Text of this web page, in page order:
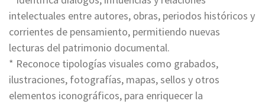
intelectuales entre autores, obras, periodos históricos y
corrientes de pensamiento, permitiendo nuevas
lecturas del patrimonio documental.
* Reconoce tipologías visuales como grabados,
ilustraciones, fotografías, mapas, sellos y otros
elementos iconográficos, para enriquecer la